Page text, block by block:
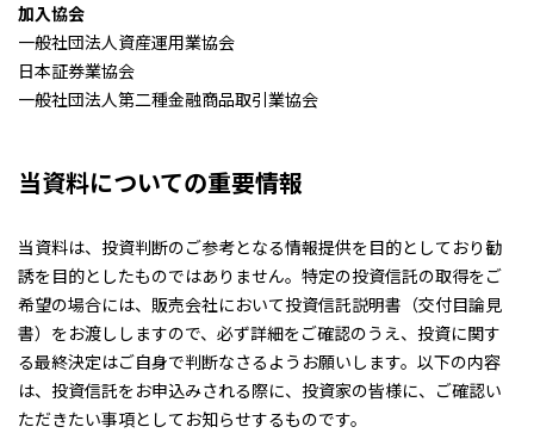
加入協会
一般社団法人資産運用業協会
日本証券業協会
一般社団法人第二種金融商品取引業協会
当資料についての重要情報
当資料は、投資判断のご参考となる情報提供を目的としており勧
誘を目的としたものではありません。特定の投資信託の取得をご
希望の場合には、販売会社において投資信託説明書（交付目論見
書）をお渡ししますので、必ず詳細をご確認のうえ、投資に関す
る最終決定はご自身で判断なさるようお願いします。以下の内容
は、投資信託をお申込みされる際に、投資家の皆様に、ご確認い
ただきたい事項としてお知らせするものです。